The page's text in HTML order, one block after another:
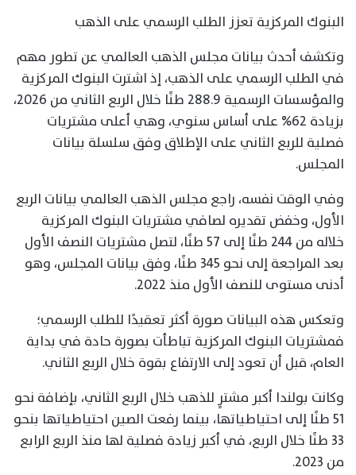
البنوك المركزية تعزز الطلب الرسمي على الذهب
وتكشف أحدث بيانات مجلس الذهب العالمي عن تطور مهم
في الطلب الرسمي على الذهب، إذ اشترت البنوك المركزية
والمؤسسات الرسمية 288.9 طنًا خلال الربع الثاني من 2026،
بزيادة 62% على أساس سنوي، وهي أعلى مشتريات
فصلية للربع الثاني على الإطلاق وفق سلسلة بيانات
المجلس.
وفي الوقت نفسه، راجع مجلس الذهب العالمي بيانات الربع
الأول، وخفض تقديره لصافي مشتريات البنوك المركزية
خلاله من 244 طنًا إلى 57 طنًا، لتصل مشتريات النصف الأول
بعد المراجعة إلى نحو 345 طنًا، وفق بيانات المجلس، وهو
أدنى مستوى للنصف الأول منذ 2022.
وتعكس هذه البيانات صورة أكثر تعقيدًا للطلب الرسمي؛
فمشتريات البنوك المركزية تباطأت بصورة حادة في بداية
العام، قبل أن تعود إلى الارتفاع بقوة خلال الربع الثاني.
وكانت بولندا أكبر مشترٍ للذهب خلال الربع الثاني، بإضافة نحو
51 طنًا إلى احتياطياتها، بينما رفعت الصين احتياطياتها بنحو
33 طنًا خلال الربع، في أكبر زيادة فصلية لها منذ الربع الرابع
من 2023.